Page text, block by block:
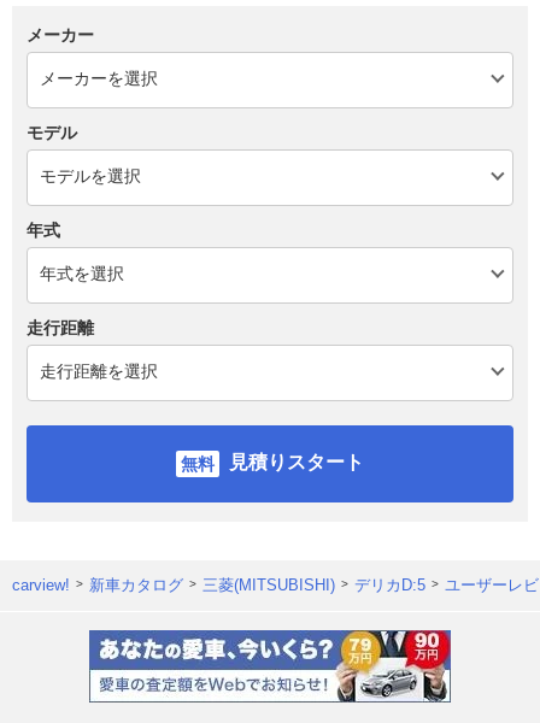
メーカー
モデル
年式
走行距離
見積りスタート
carview! 新車カタログ 三菱(MITSUBISHI) デリカD:5 ユーザーレ